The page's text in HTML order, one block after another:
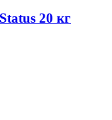
20 кг